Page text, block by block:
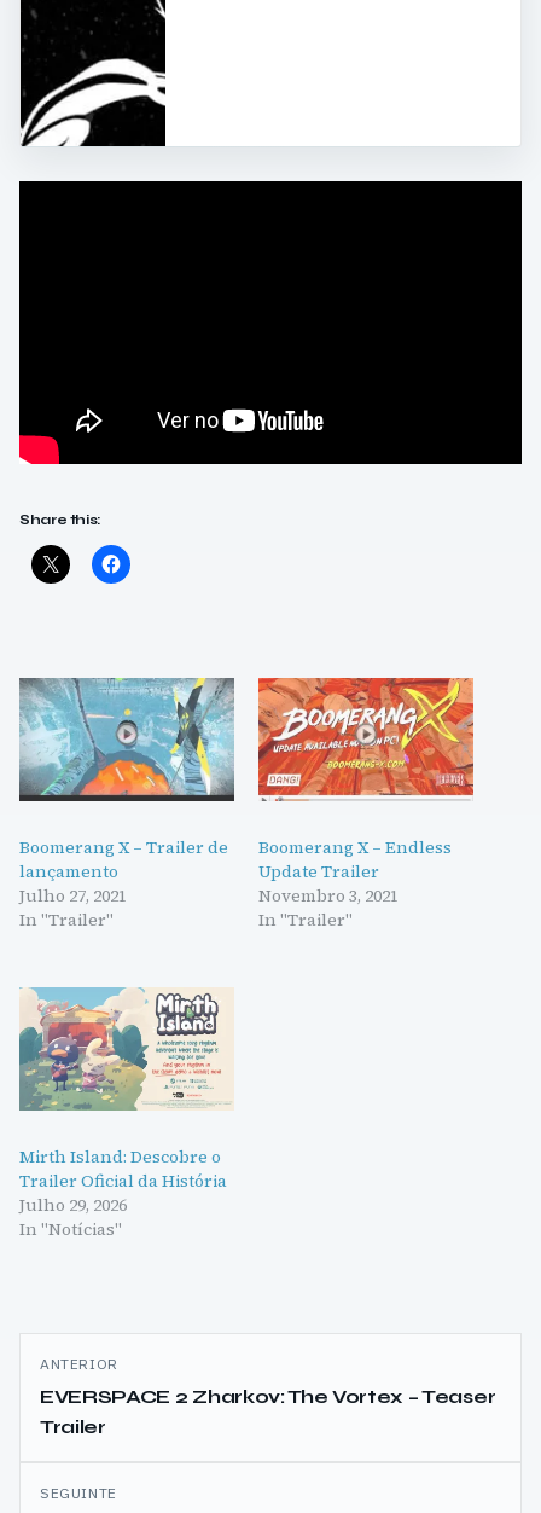
Share this:
Boomerang X – Trailer de
lançamento
Julho 27, 2021
In "Trailer"
Boomerang X – Endless
Update Trailer
Novembro 3, 2021
In "Trailer"
Mirth Island: Descobre o
Trailer Oficial da História
Julho 29, 2026
In "Notícias"
Navegação
de
artigos
ANTERIOR
EVERSPACE 2 Zharkov: The Vortex – Teaser
Trailer
SEGUINTE